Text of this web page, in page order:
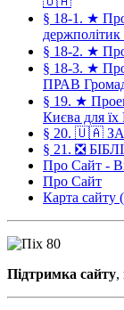
§ 18-1. ★
держполітик
§ 18-2. ★
§ 18-3. ★
ПРАВ
§ 19. ★
Києва для
§ 20. 🇺🇦
§ 21. ❎
Про Сайт -
Про Сайт
Карта сайту
Підтримка сайту,